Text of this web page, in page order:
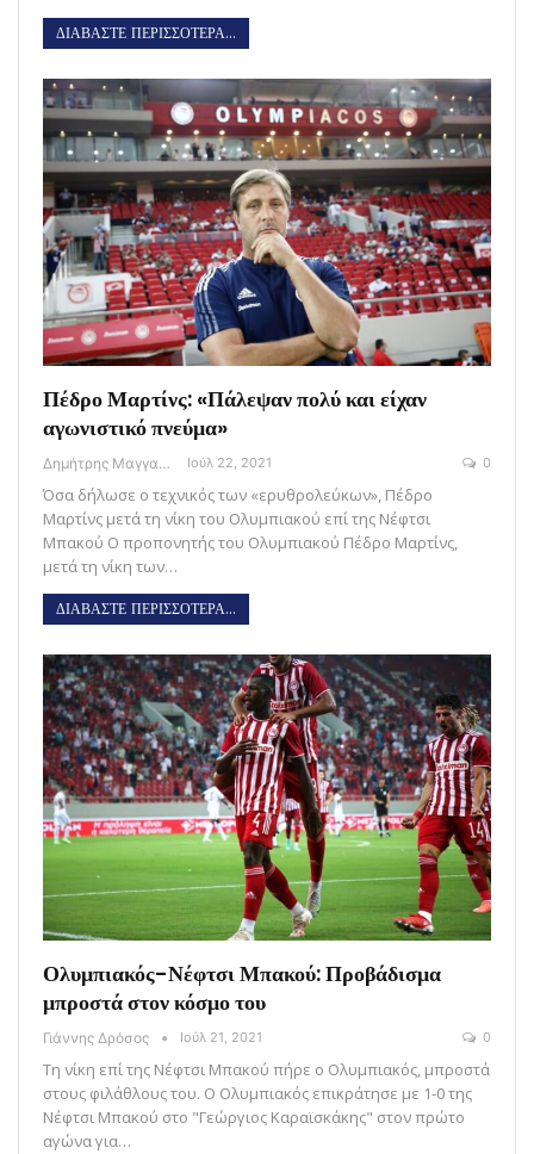
ΔΙΑΒΑΣΤΕ ΠΕΡΙΣΣΟΤΕΡΑ...
Πέδρο Μαρτίνς: «Πάλεψαν πολύ και είχαν
αγωνιστικό πνεύμα»
Δημήτρης Μαγγανάρης Ιούλ 22, 2021 0
Όσα δήλωσε ο τεχνικός των «ερυθρολεύκων», Πέδρο
Μαρτίνς μετά τη νίκη του Ολυμπιακού επί της Νέφτσι
Μπακού Ο προπονητής του Ολυμπιακού Πέδρο Μαρτίνς,
μετά τη νίκη των…
ΔΙΑΒΑΣΤΕ ΠΕΡΙΣΣΟΤΕΡΑ...
Ολυμπιακός-Νέφτσι Μπακού: Προβάδισμα
μπροστά στον κόσμο του
Γιάννης Δρόσος Ιούλ 21, 2021 0
Τη νίκη επί της Νέφτσι Μπακού πήρε ο Ολυμπιακός, μπροστά
στους φιλάθλους του. Ο Ολυμπιακός επικράτησε με 1-0 της
Νέφτσι Μπακού στο "Γεώργιος Καραϊσκάκης" στον πρώτο
αγώνα για…